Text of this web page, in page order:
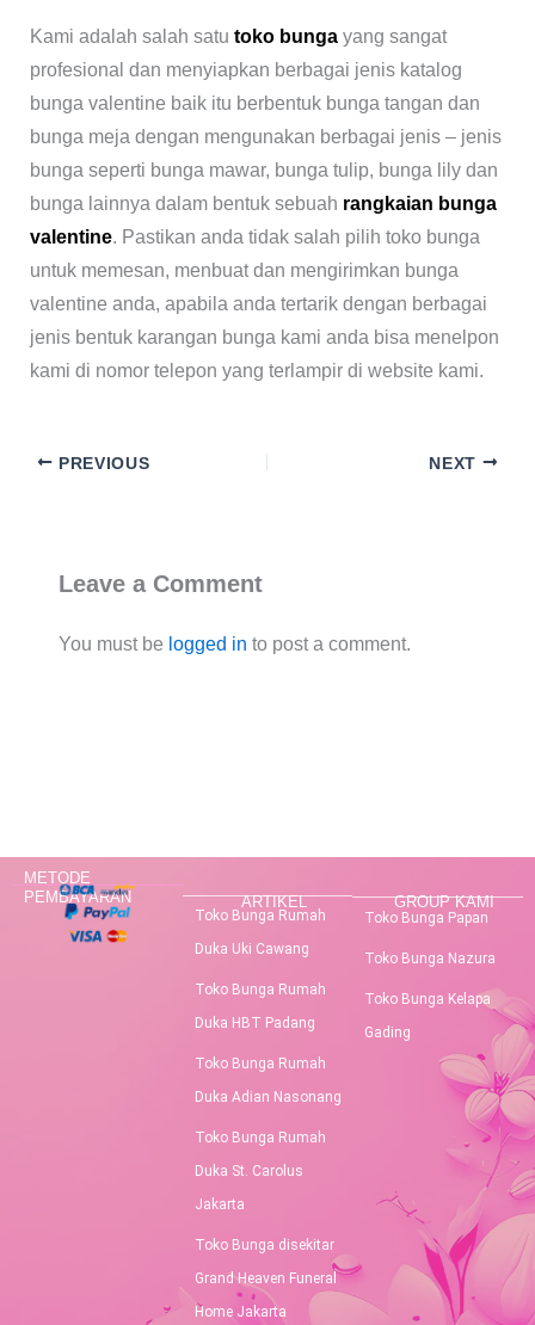
Kami adalah salah satu toko bungayang sangat
profesional dan menyiapkan berbagai jenis katalog
bunga valentine baik itu berbentuk bunga tangan dan
bunga meja dengan mengunakan berbagai jenis – jenis
bunga seperti bunga mawar, bunga tulip, bunga lily dan
bunga lainnya dalam bentuk sebuah rangkaian bunga
valentine. Pastikan anda tidak salah pilih toko bunga
untuk memesan, menbuat dan mengirimkan bunga
valentine anda, apabila anda tertarik dengan berbagai
jenis bentuk karangan bunga kami anda bisa menelpon
kami di nomor telepon yang terlampir di website kami.
PREVIOUS NEXT
Leave a Comment
You must be logged in to post a comment.
METODE
PEMBAYARAN
ARTIKEL
Toko Bunga Rumah
Duka Uki Cawang
Toko Bunga Rumah
Duka HBT Padang
Toko Bunga Rumah
Duka Adian Nasonang
Toko Bunga Rumah
Duka St. Carolus
Jakarta
Toko Bunga disekitar
Grand Heaven Funeral
Home Jakarta
GROUP KAMI
Toko Bunga Papan
Toko Bunga Nazura
Toko Bunga Kelapa
Gading